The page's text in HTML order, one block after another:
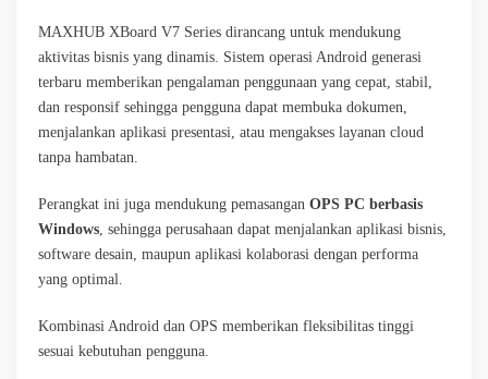
MAXHUB XBoard V7 Series dirancang untuk mendukung
aktivitas bisnis yang dinamis. Sistem operasi Android generasi
terbaru memberikan pengalaman penggunaan yang cepat, stabil,
dan responsif sehingga pengguna dapat membuka dokumen,
menjalankan aplikasi presentasi, atau mengakses layanan cloud
tanpa hambatan.
Perangkat ini juga mendukung pemasangan OPS PC berbasis
Windows , sehingga perusahaan dapat menjalankan aplikasi bisnis,
software desain, maupun aplikasi kolaborasi dengan performa
yang optimal.
Kombinasi Android dan OPS memberikan fleksibilitas tinggi
sesuai kebutuhan pengguna.